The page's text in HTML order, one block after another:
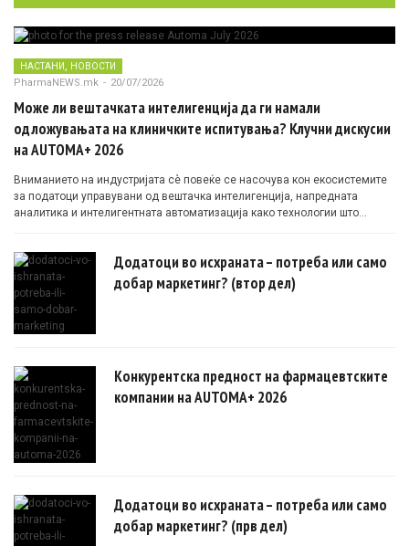
НАСТАНИ НОВОСТИ
PharmaNEWS.mk - 20/07/2026
Може ли вештачката интелигенција да ги намали
одложувањата на клиничките испитувања? Клучни дискусии
на AUTOMA+ 2026
Вниманието на индустријата сè повеќе се насочува кон екосистемите
за податоци управувани од вештачка интелигенција, напредната
аналитика и интелигентната автоматизација како технологии што
Додатоци во исхраната – потреба или само
добар маркетинг? (втор дел)
Конкурентска предност на фармацевтските
компании на AUTOMA+ 2026
Додатоци во исхраната – потреба или само
добар маркетинг? (прв дел)